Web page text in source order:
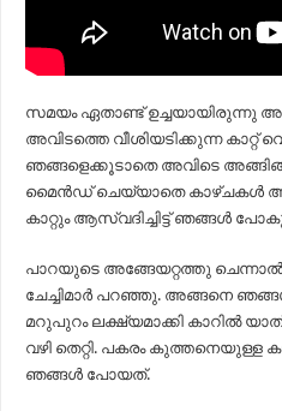
സമയം ഏതാണ്ട് ഉച്ചയായിരുന്നു
അവിടത്തെ വീശിയടിക്കുന്ന കാറ്റ്
ഞങ്ങളെക്കൂടാതെ അവിടെ
മൈൻഡ് ചെയ്യാതെ കാഴ്ചകൾ
കാറ്റും ആസ്വദിച്ചിട്ട് ഞങ്ങൾ
പാറയുടെ അങ്ങേയറ്റത്തു ചെന്നാൽ
ചേച്ചിമാർ പറഞ്ഞു. അങ്ങനെ
മറുപുറം ലക്ഷ്യമാക്കി കാറിൽ
വഴി തെറ്റി. പകരം
ഞങ്ങൾ പോയത്.